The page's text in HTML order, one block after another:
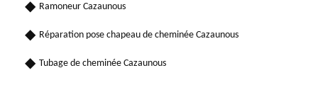
Ramoneur Cazaunous
Réparation pose chapeau de cheminée Cazaunous
Tubage de cheminée Cazaunous